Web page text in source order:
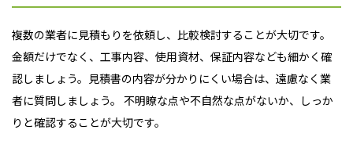
複数の業者に見積もりを依頼し、比較検討することが大切です。
金額だけでなく、工事内容、使用資材、保証内容なども細かく確
認しましょう。見積書の内容が分かりにくい場合は、遠慮なく業
者に質問しましょう。 不明瞭な点や不自然な点がないか、しっか
りと確認することが大切です。